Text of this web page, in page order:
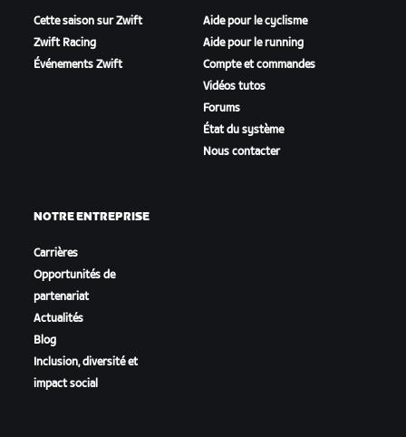
Cette saison sur Zwift
Zwift Racing
Événements Zwift
Aide pour le cyclisme
Aide pour le running
Compte et commandes
Vidéos tutos
Forums
État du système
Nous contacter
NOTRE ENTREPRISE
Carrières
Opportunités de
partenariat
Actualités
Blog
Inclusion, diversité et
impact social